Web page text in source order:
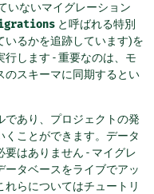
いないマイグレーション
と呼ばれる特別
いるかを追跡しています)を
します - 重要なのは、モ
のスキーマに同期するとい
であり、プロジェクトの発
ことができます。データ
はありません - マイグレ
タベースをライブでアッ
らについてはチュートリ